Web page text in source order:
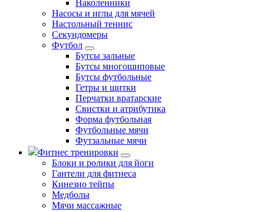
Наколенники
Насосы и иглы для мячей
Настольный теннис
Секундомеры
Футбол
Бутсы зальные
Бутсы многошиповые
Бутсы футбольные
Гетры и щитки
Перчатки вратарские
Свистки и атрибутика
Форма футбольная
Футбольные мячи
Футзальные мячи
Фитнес тренировки
Блоки и ролики для йоги
Гантели для фитнеса
Кинезио тейпы
Медболы
Мячи массажные